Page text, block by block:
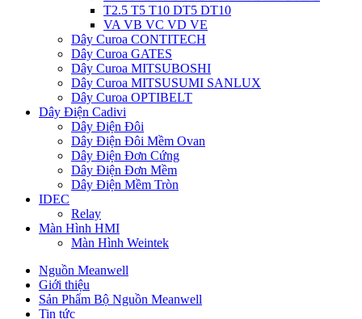
T2.5 T5 T10 DT5 DT10
VA VB VC VD VE
Dây Curoa CONTITECH
Dây Curoa GATES
Dây Curoa MITSUBOSHI
Dây Curoa MITSUSUMI SANLUX
Dây Curoa OPTIBELT
Dây Điện Cadivi
Dây Điện Đôi
Dây Điện Đôi Mềm Ovan
Dây Điện Đơn Cứng
Dây Điện Đơn Mềm
Dây Điện Mềm Tròn
IDEC
Relay
Màn Hình HMI
Màn Hình Weintek
Nguồn Meanwell
Giới thiệu
Sản Phẩm Bộ Nguồn Meanwell
Tin tức